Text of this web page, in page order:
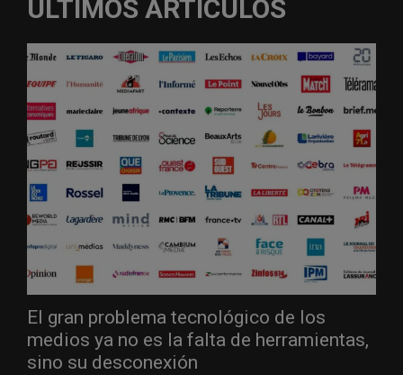
ÚLTIMOS ARTÍCULOS
El gran problema tecnológico de los
medios ya no es la falta de herramientas,
sino su desconexión